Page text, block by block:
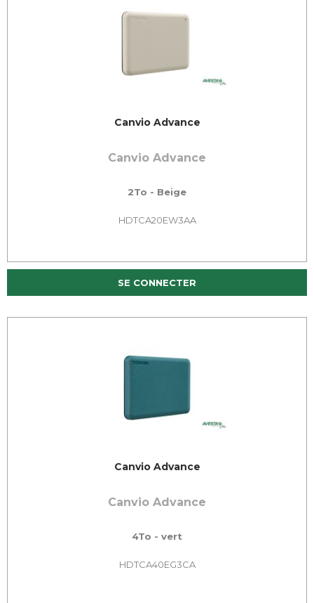
Canvio Advance
Canvio Advance
2To - Beige
HDTCA20EW3AA
SE CONNECTER
Canvio Advance
Canvio Advance
4To - vert
HDTCA40EG3CA